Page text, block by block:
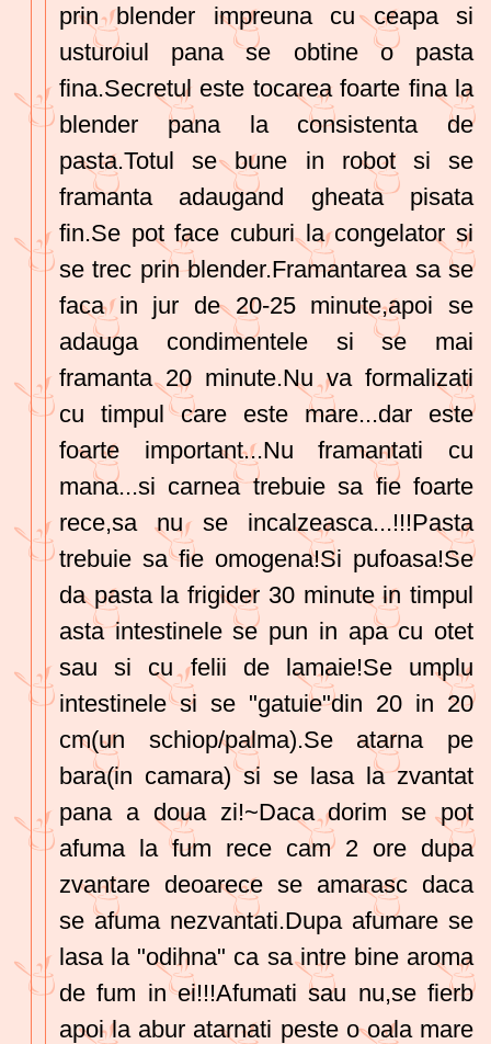
prin blender impreuna cu ceapa si
usturoiul pana se obtine o pasta
fina.Secretul este tocarea foarte fina la
blender pana la consistenta de
pasta.Totul se bune in robot si se
framanta adaugand gheata pisata
fin.Se pot face cuburi la congelator si
se trec prin blender.Framantarea sa se
faca in jur de 20-25 minute,apoi se
adauga condimentele si se mai
framanta 20 minute.Nu va formalizati
cu timpul care este mare...dar este
foarte important...Nu framantati cu
mana...si carnea trebuie sa fie foarte
rece,sa nu se incalzeasca...!!!Pasta
trebuie sa fie omogena!Si pufoasa!Se
da pasta la frigider 30 minute in timpul
asta intestinele se pun in apa cu otet
sau si cu felii de lamaie!Se umplu
intestinele si se "gatuie"din 20 in 20
cm(un schiop/palma).Se atarna pe
bara(in camara) si se lasa la zvantat
pana a doua zi!~Daca dorim se pot
afuma la fum rece cam 2 ore dupa
zvantare deoarece se amarasc daca
se afuma nezvantati.Dupa afumare se
lasa la "odihna" ca sa intre bine aroma
de fum in ei!!!Afumati sau nu,se fierb
apoi la abur atarnati peste o oala mare